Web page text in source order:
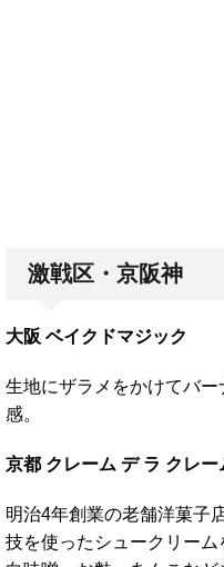
激戦区・京阪神
大阪 ベイクドマジック
生地にザラメをかけてバ
感。
京都 クレーム デ ラ クレー
明治4年創業の老舗洋菓子
技を使ったシュークリーム